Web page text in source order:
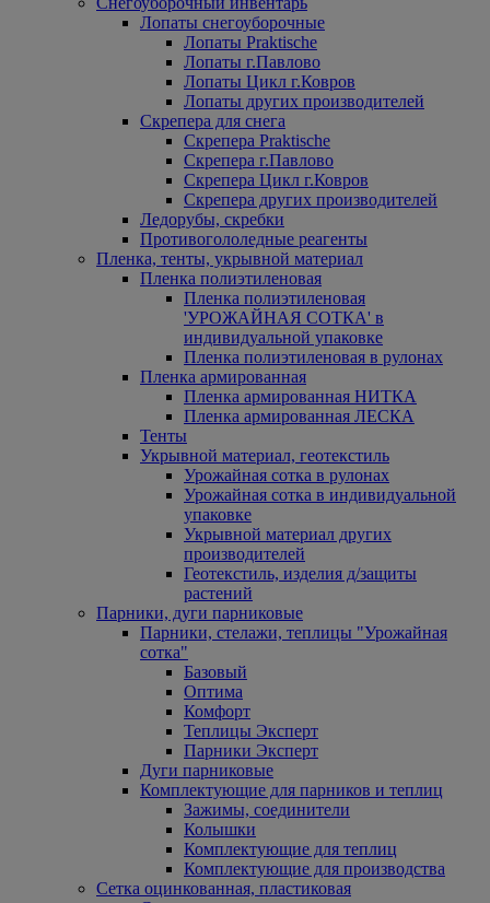
Лопаты снегоуборочные
Лопаты Praktische
Лопаты г.Павлово
Лопаты Цикл г.Ковров
Лопаты других производителей
Скрепера для снега
Скрепера Praktische
Скрепера г.Павлово
Скрепера Цикл г.Ковров
Скрепера других производителей
Ледорубы, скребки
Противогололедные реагенты
Пленка, тенты, укрывной материал
Пленка полиэтиленовая
Пленка полиэтиленовая
'УРОЖАЙНАЯ СОТКА' в
индивидуальной упаковке
Пленка полиэтиленовая в рулонах
Пленка армированная
Пленка армированная НИТКА
Пленка армированная ЛЕСКА
Тенты
Укрывной материал, геотекстиль
Урожайная сотка в рулонах
Урожайная сотка в индивидуальной
упаковке
Укрывной материал других
производителей
Геотекстиль, изделия д/защиты
растений
Парники, дуги парниковые
Парники, стелажи, теплицы "Урожайная
сотка"
Базовый
Оптима
Комфорт
Теплицы Эксперт
Парники Эксперт
Дуги парниковые
Комплектующие для парников и теплиц
Зажимы, соединители
Колышки
Комплектующие для теплиц
Комплектующие для производства
Сетка оцинкованная, пластиковая